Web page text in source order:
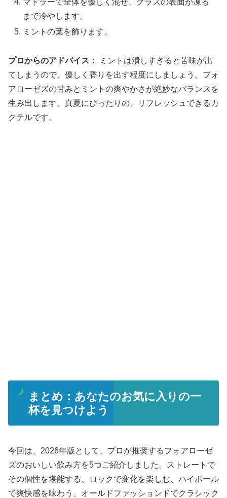
まで冷やします。
ミントの葉を飾ります。
プロからのアドバイス：
ミントは潰しすぎると苦味が出
てしまうので、優しく香りを出す程度にしましょう。フォ
アローゼズの甘みとミントの爽やかさが絶妙なバランスを
生み出します。真夏にぴったりの、リフレッシュできるカ
クテルです。
まとめ：あなたのお気に入りの一
杯を見つけよう
今回は、2026年版として、プロが推奨するフォアローゼ
ズのおいしい飲み方を5つご紹介しました。ストレートで
その個性を堪能する、ロックで変化を楽しむ、ハイボール
で爽快感を味わう、オールドファッションドでクラシック